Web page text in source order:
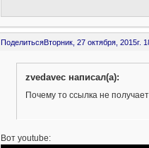
ПоделитьсяВторник, 27 октября, 2015г.
zvedavec написал(а):
Почему то ссылка не
Вот youtube: